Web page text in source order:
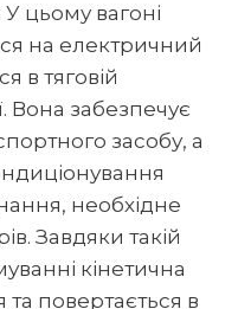
цьому вагоні
на електричний
в тяговій
Вона забезпечує
засобу, а
необхідне
Завдяки такій
кінетична
та повертається в